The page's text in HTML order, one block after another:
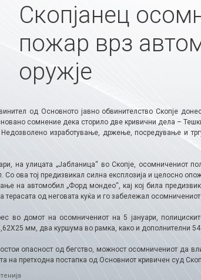
Скопјанец
пожар врз
оружје
од Основното јавно обвинителство Скопје
сомнение дека сторило две кривични дела –
изработување, држење, посредување и
на улицата „Јабланица“ во Скопје, осомничениот
Со ова тој предизвикал силна експлозија и целосно
на автомобил „Форд мондео“, кај кој била
терасата од неговата куќа и го забележал
во домот на осомничениот на 5 јануари,
мм, два куршума во рамка, како и дополнителни 54
опасност од бегство, можност осомничениот да
на претходна постапка од Основниот кривичен суд